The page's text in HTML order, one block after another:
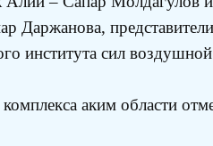
Даржанова,
института сил
аким области